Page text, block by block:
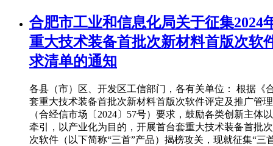
合肥市工业和信息化局关于征集2024
重大技术装备首批次新材料首版次软
求清单的通知
各县（市）区、开发区工信部门，各有关单位： 根据《
套重大技术装备首批次新材料首版次软件评定及推广管
（合经信市场〔2024〕57号）要求，鼓励各类创新主体
牵引，以产业化为目的，开展首台套重大技术装备首批
次软件（以下简称“三首”产品）揭榜攻关，现就征集“三